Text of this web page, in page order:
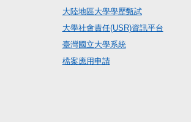
大陸地區大學學歷甄試
大學社會責任(USR)資訊平台
臺灣國立大學系統
檔案應用申請